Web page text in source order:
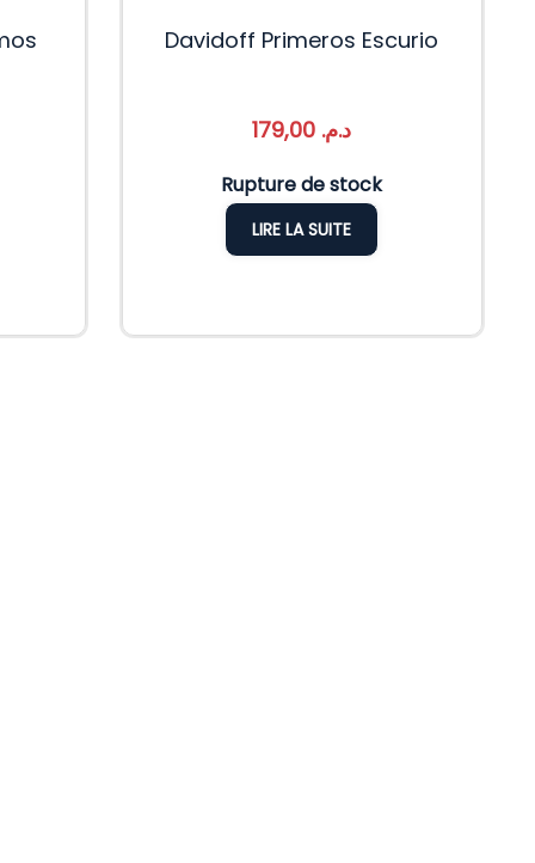
Davidoff Primeros Escurio
د.م.
Rupture de stock
LIRE LA SUITE